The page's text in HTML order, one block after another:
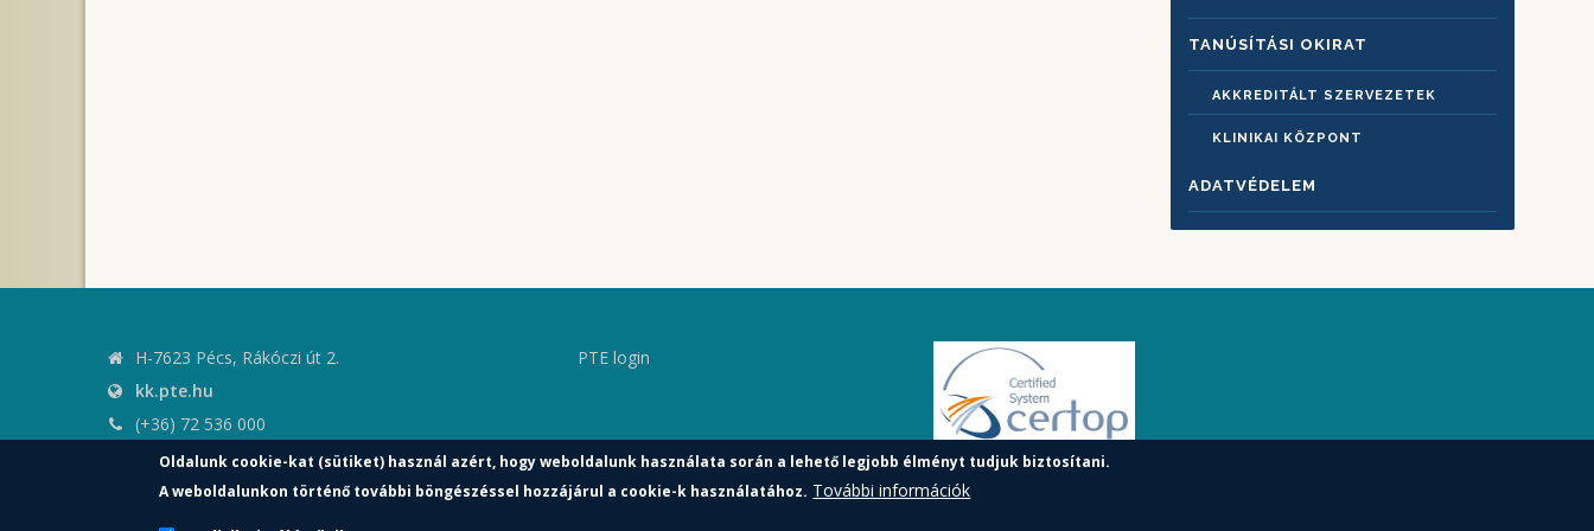
TANÚSÍTÁSI OKIRAT
AKKREDITÁLT SZERVEZETEK
KLINIKAI KÖZPONT
ADATVÉDELEM
H-7623 Pécs, Rákóczi út 2.
kk.pte.hu
(+36) 72 536 000
kk.elnoki.hivatal@pte.hu
pte.hu
PTE login
Oldalunk cookie-kat (sütiket) használ azért, hogy weboldalunk használata során a lehető legjobb élményt tudjuk biztosítani.
A weboldalunkon történő további böngészéssel hozzájárul a cookie-k használatához. További információk